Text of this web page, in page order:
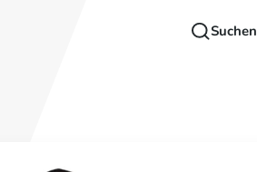
Suchen